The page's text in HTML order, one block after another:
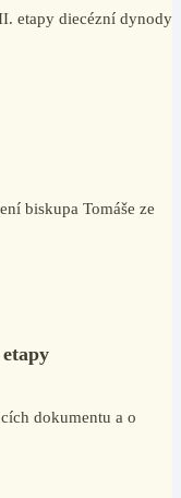
etapy diecézní dynody
biskupa Tomáše ze
dokumentu a o